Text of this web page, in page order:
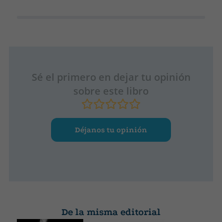
Sé el primero en dejar tu opinión
sobre este libro
Déjanos tu opinión
De la misma editorial